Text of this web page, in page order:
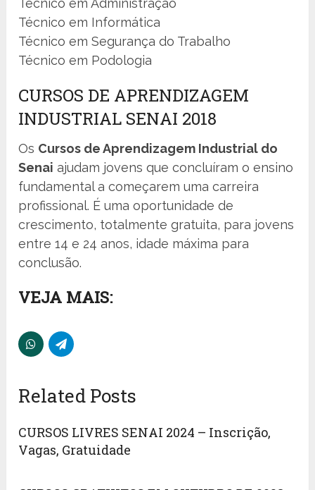
Técnico em Administração
Técnico em Informática
Técnico em Segurança do Trabalho
Técnico em Podologia
CURSOS DE APRENDIZAGEM
INDUSTRIAL SENAI 2018
Os Cursos de Aprendizagem Industrial do
Senai ajudam jovens que concluíram o ensino
fundamental a começarem uma carreira
profissional. É uma oportunidade de
crescimento, totalmente gratuita, para jovens
entre 14 e 24 anos, idade máxima para
conclusão.
VEJA MAIS:
Related Posts
CURSOS LIVRES SENAI 2024 – Inscrição,
Vagas, Gratuidade